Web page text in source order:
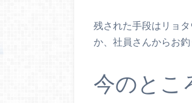
残された手段はリョ
か、社員さんからお釣
今のとこ